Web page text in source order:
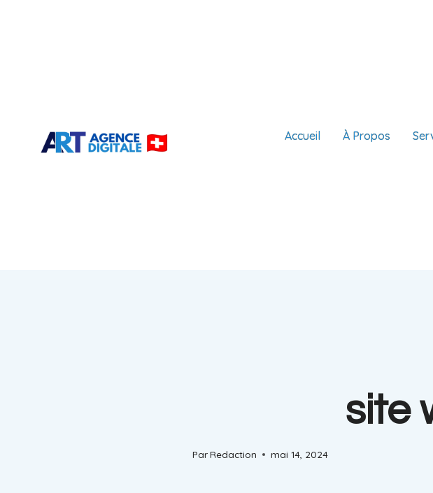
Accueil À Propos
site
ParRedaction mai 14, 2024